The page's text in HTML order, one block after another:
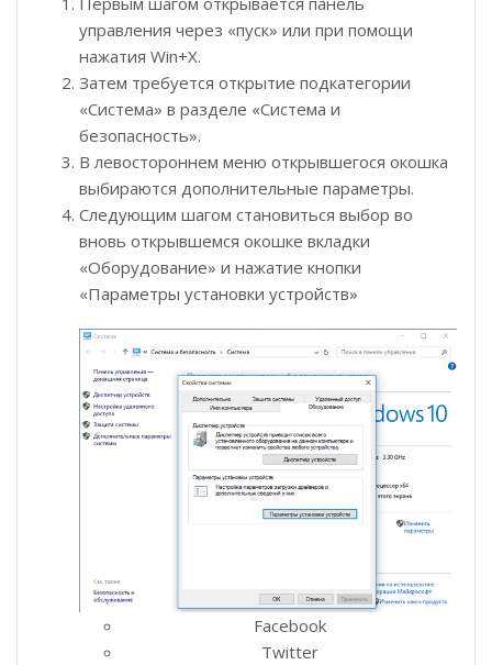
управления через «пуск» или при помощи
нажатия Win+X.
Затем требуется открытие подкатегории
«Система» в разделе «Система и
безопасность».
В левостороннем меню открывшегося окошка
выбираются дополнительные параметры.
Следующим шагом становиться выбор во
вновь открывшемся окошке вкладки
«Оборудование» и нажатие кнопки
«Параметры установки устройств»
Facebook
Twitter